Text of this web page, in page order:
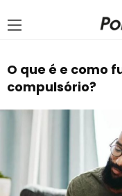
O que é e como
compulsório?